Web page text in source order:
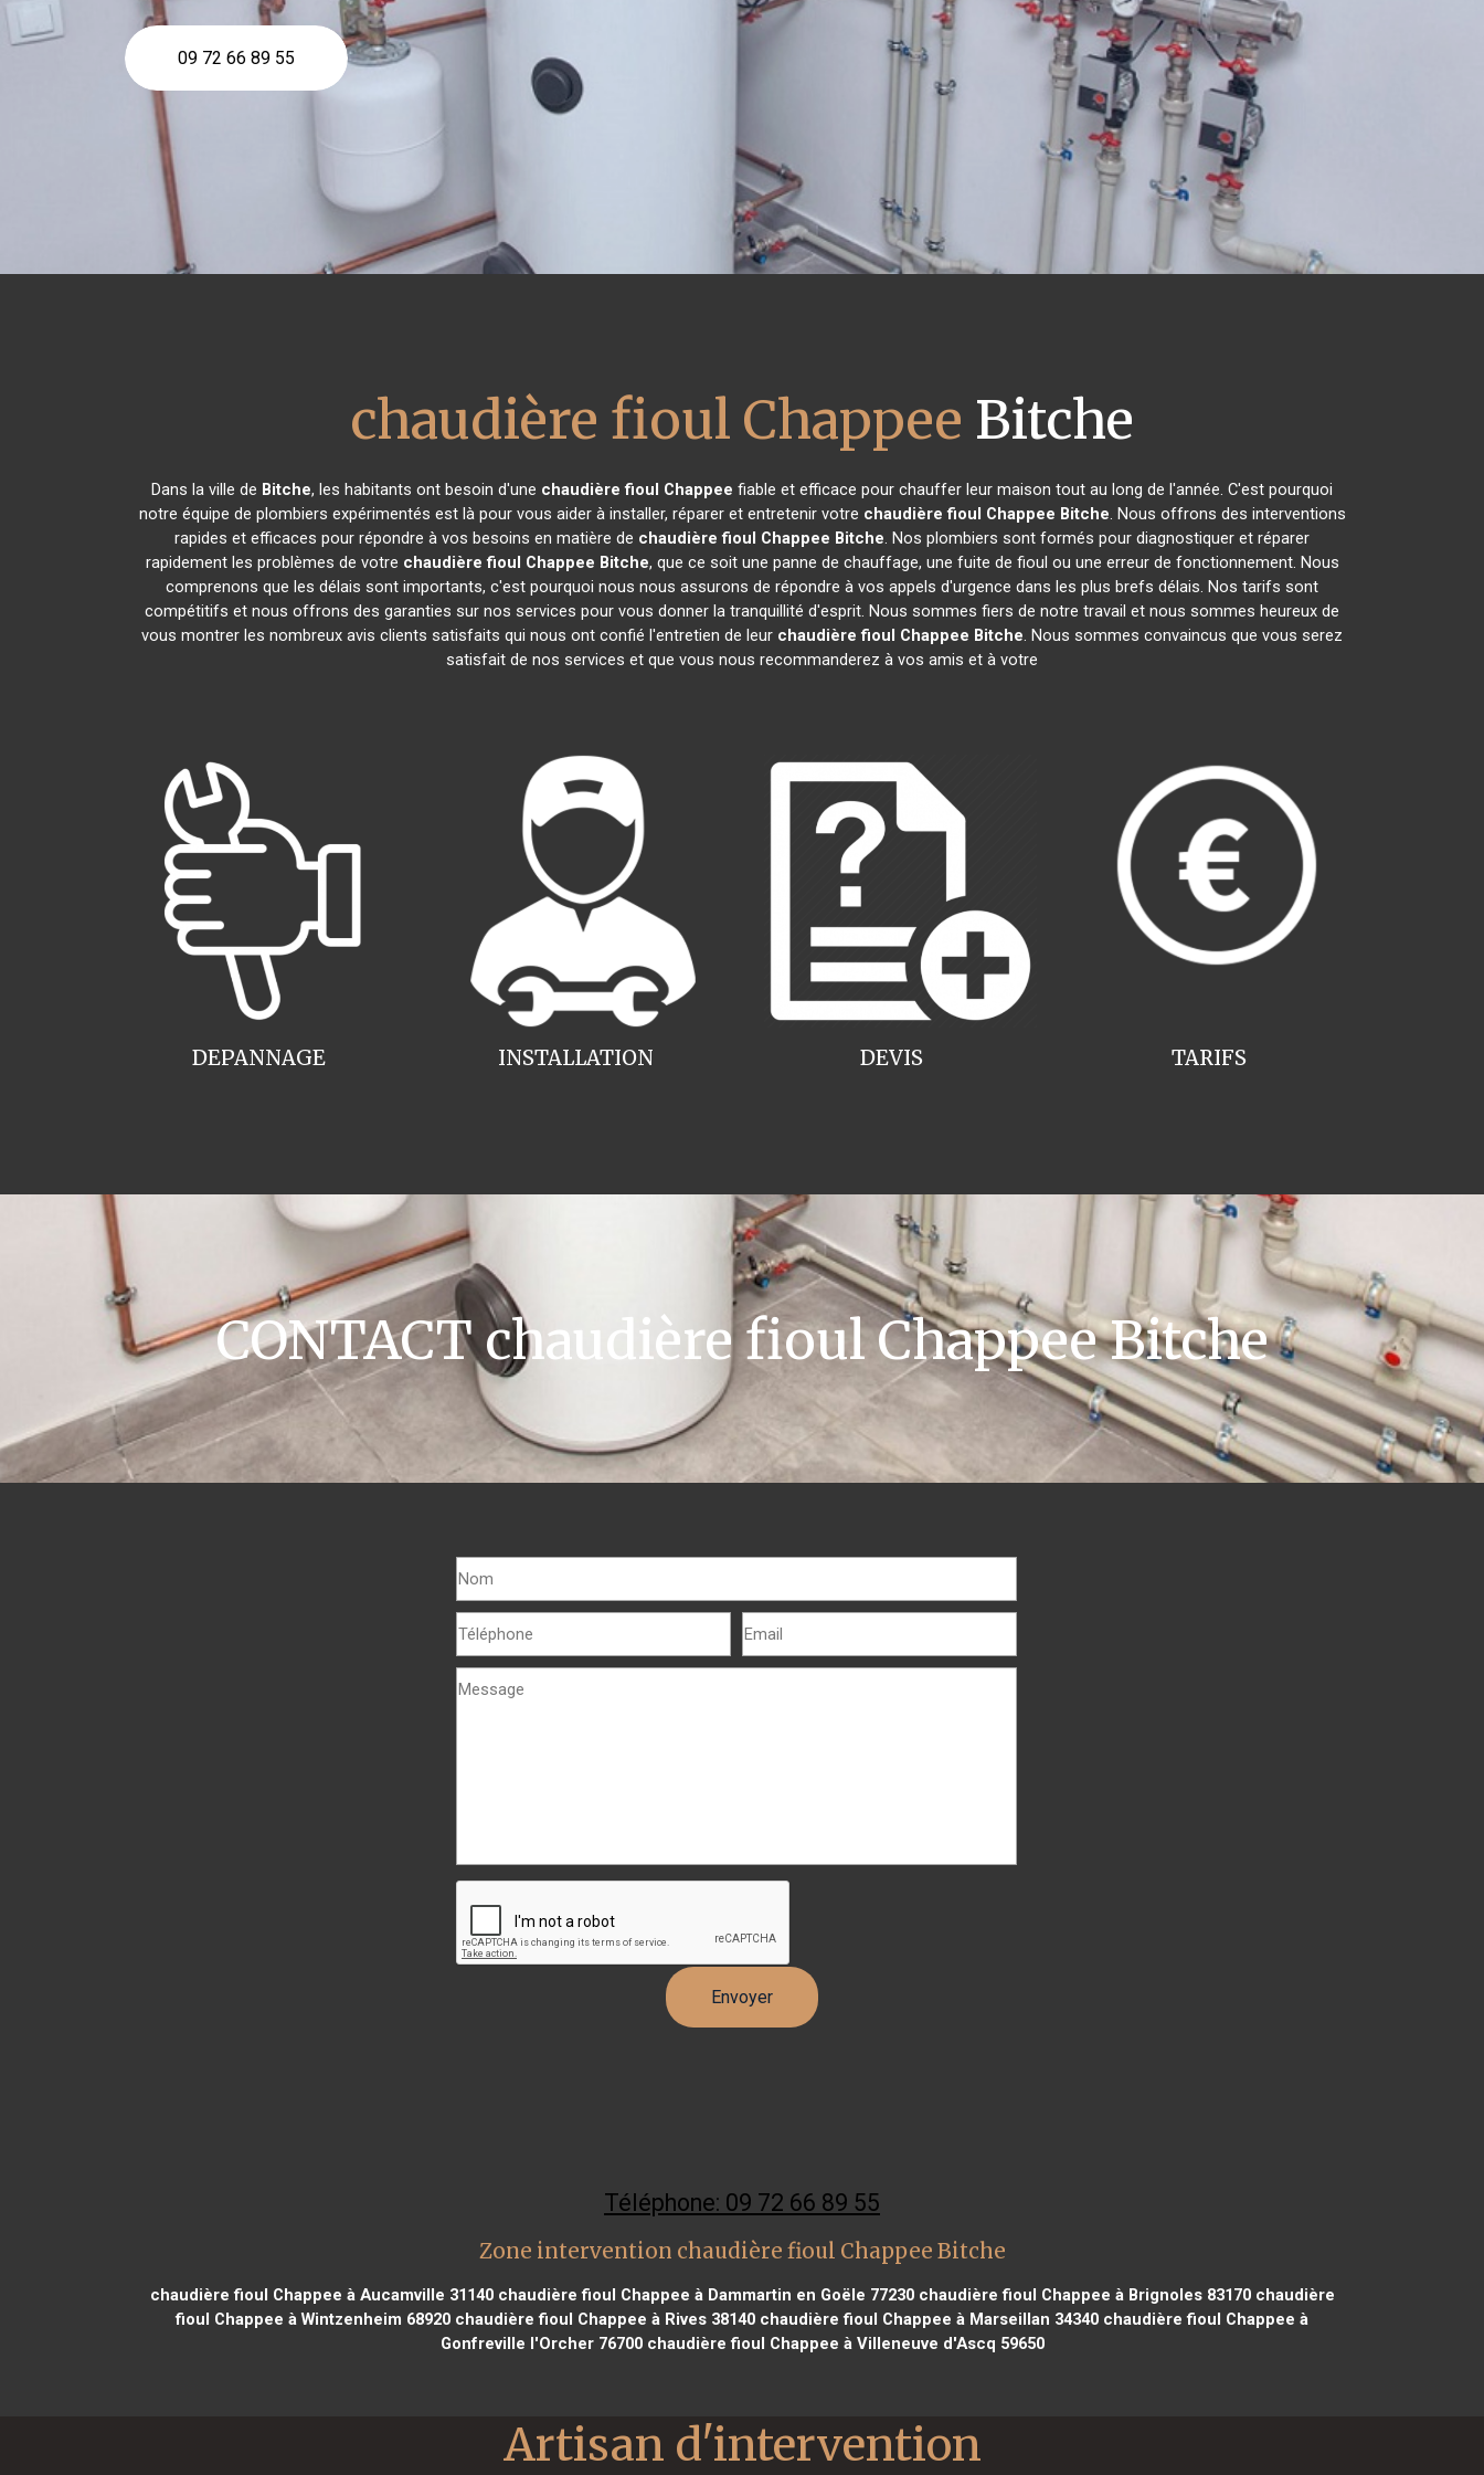
09 72 66 89 55
chaudière fioul Chappee Bitche
Dans la ville de Bitche, les habitants ont besoin d'une chaudière fioul Chappee fiable et efficace pour chauffer leur maison tout au long de l'année. C'est pourquoi
notre équipe de plombiers expérimentés est là pour vous aider à installer, réparer et entretenir votre chaudière fioul Chappee Bitche. Nous offrons des interventions
rapides et efficaces pour répondre à vos besoins en matière de chaudière fioul Chappee Bitche. Nos plombiers sont formés pour diagnostiquer et réparer
rapidement les problèmes de votre chaudière fioul Chappee Bitche, que ce soit une panne de chauffage, une fuite de fioul ou une erreur de fonctionnement. Nous
comprenons que les délais sont importants, c'est pourquoi nous nous assurons de répondre à vos appels d'urgence dans les plus brefs délais. Nos tarifs sont
compétitifs et nous offrons des garanties sur nos services pour vous donner la tranquillité d'esprit. Nous sommes fiers de notre travail et nous sommes heureux de
vous montrer les nombreux avis clients satisfaits qui nous ont confié l'entretien de leur chaudière fioul Chappee Bitche. Nous sommes convaincus que vous serez
satisfait de nos services et que vous nous recommanderez à vos amis et à votre
INSTALLATION
DEPANNAGE TARIFS
DEVIS
CONTACT chaudière fioul Chappee Bitche
Téléphone: 09 72 66 89 55
Zone intervention chaudière fioul Chappee Bitche
chaudière fioul Chappee à Aucamville 31140chaudière fioul Chappee à Dammartin en Goële 77230chaudière fioul Chappee à Brignoles 83170chaudière
fioul Chappee à Wintzenheim 68920 chaudière fioul Chappee à Rives 38140 chaudière fioul Chappee à Marseillan 34340 chaudière fioul Chappee à
Gonfreville l'Orcher 76700chaudière fioul Chappee à Villeneuve d'Ascq 59650
Artisan d'intervention